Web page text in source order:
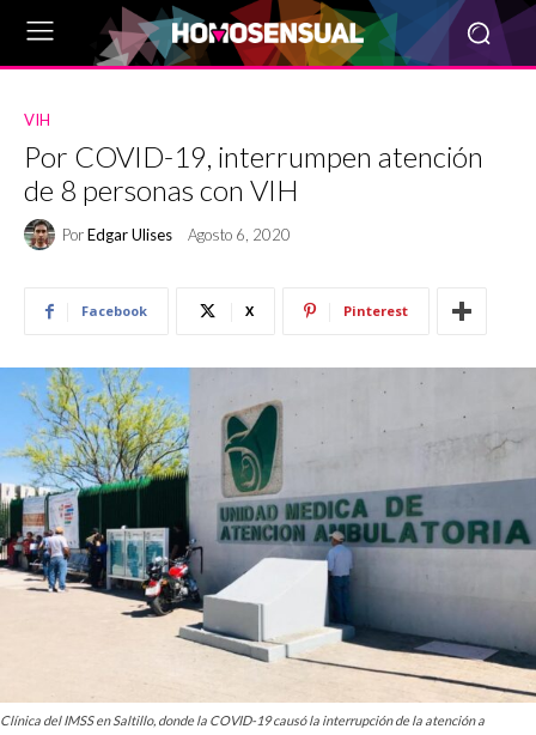
VIH
Por COVID-19, interrumpen atención
de 8 personas con VIH
PorEdgar Ulises Agosto 6, 2020
Facebook X Pinterest
Clínica del IMSS en Saltillo, donde la COVID-19 causó la interrupción de la atención a